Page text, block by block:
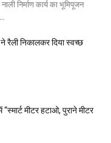
निर्माण कार्य का भूमिपूजन
रैली निकालकर दिया स्वच्छ
मीटर हटाओ, पुराने मीटर